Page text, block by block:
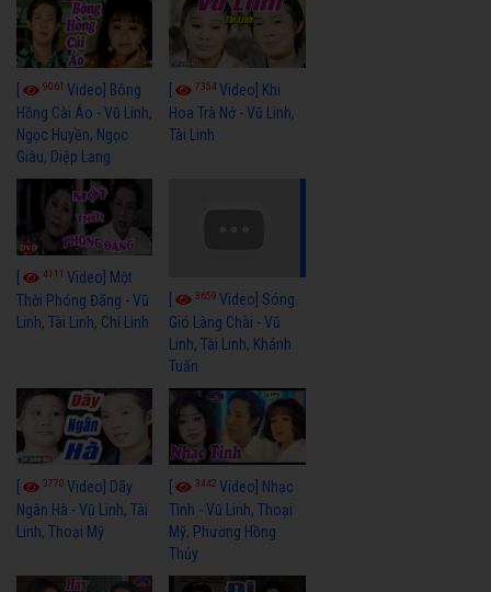
9061 Video] Bông
Hồng Cài Áo - Vũ Linh,
Ngọc Huyền, Ngọc
Giàu, Diệp Lang
7354Video] Khi
Hoa Trà Nở - Vũ Linh,
Tài Linh
4111 Video] Một
Thời Phóng Đãng - Vũ
Linh, Tài Linh, Chí Linh
3659Video] Sóng
Gió Làng Chài - Vũ
Linh, Tài Linh, Khánh
Tuấn
3770 Video] Dãy
Ngân Hà - Vũ Linh, Tài
Linh, Thoại Mỹ
3442Video] Nhạc
Tình - Vũ Linh, Thoại
Mỹ, Phương Hồng
Thủy